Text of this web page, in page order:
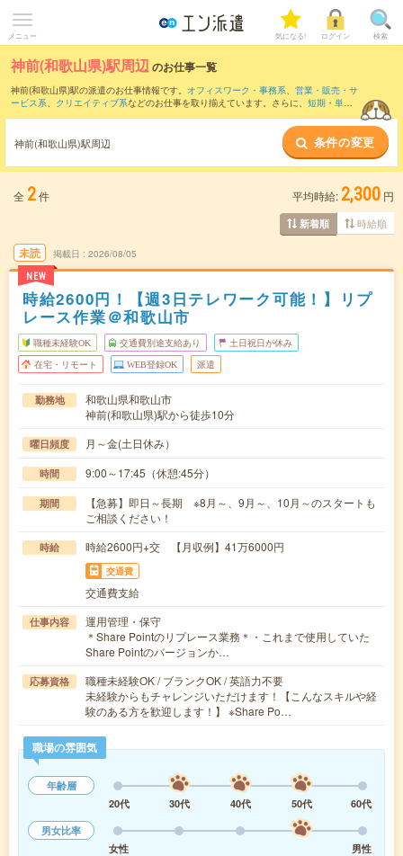
メニュー 気になる! ログイン 検索
神前(和歌山県)駅周辺のお仕事一覧
神前(和歌山県)駅の派遣のお仕事情報です。 オフィスワーク・事務系、 営業・販売・サ
ービス系、 クリエイティブ系などのお仕事を取り揃えています。さらに、 短期 ・ 単発
また、和歌山駅・和歌山市駅
など近隣駅のお仕
事もご確認いただけます。
神前(和歌山県)駅周辺 条件の変更
全 2件 平均時給: 2,300 円
新着順 時給順
未読
NEW
掲載日 2026/08/05
時給2600円！【週3日テレワーク可能！】リプ
レース作業＠和歌山市
職種未経験OK 交通費別途支給あり 土日祝日が休み
在宅・リモート WEB登録OK 派遣
勤務地
和歌山県和歌山市
神前(和歌山県)駅から徒歩10分
曜日頻度 月～金(土日休み）
時間 9:00～17:45（休憩:45分）
期間
【急募】即日～長期 ※8月～、9月～、10月～のスタートも
ご相談ください！
時給 時給2600円+交 【月収例】41万6000円
交通費
交通費支給
仕事内容
運用管理・保守
＊Share Pointのリプレース業務＊・これまで使用していた
Share Pointのバージョンか…
応募資格
職種未経験OK / ブランクOK / 英語力不要
未経験からもチャレンジいただけます！【こんなスキルや経
験のある方を歓迎します！】 ※Share Po…
職場の雰囲気
年齢層
20代
30代 40代 50代
60代
男女比率
女性
男性